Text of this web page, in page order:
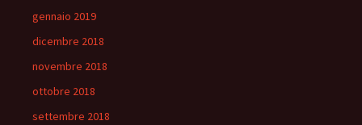
gennaio 2019
dicembre 2018
novembre 2018
ottobre 2018
settembre 2018